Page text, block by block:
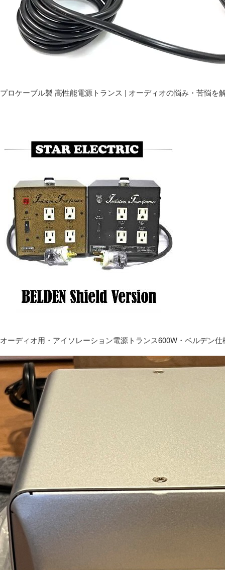
プロケーブル製 高性能電源トランス | オーディオの悩み・苦悩を
オーディオ用・アイソレーション電源トランス600W・ベルデン仕